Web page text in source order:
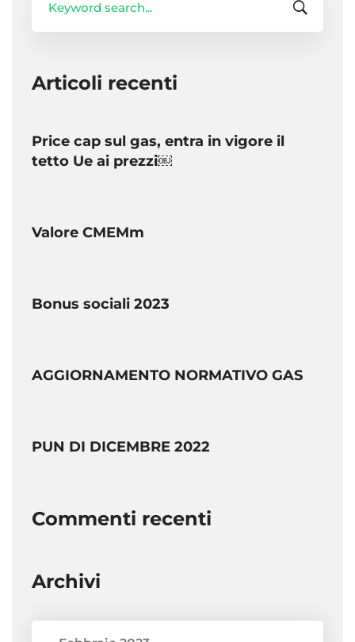
for:
Articoli recenti
Price cap sul gas, entra in vigore il
tetto Ue ai prezzi￼
Valore CMEMm
Bonus sociali 2023
AGGIORNAMENTO NORMATIVO GAS
PUN DI DICEMBRE 2022
Commenti recenti
Archivi